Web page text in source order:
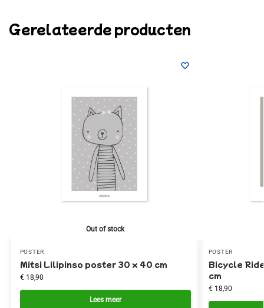
Gerelateerde producten
Out of stock
POSTER
Mitsi Lilipinso poster 30 x 40 cm
€18,90
Lees meer
POSTER
Bicycle
cm
€18,90